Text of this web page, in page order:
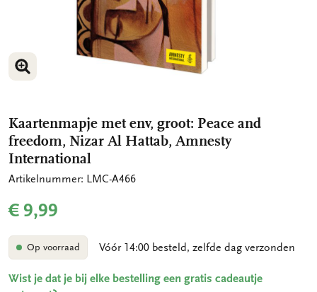
VERGROOT AFBEELDING
VERGROOT AFBEELDING
Kaartenmapje met env, groot: Peace and
freedom, Nizar Al Hattab, Amnesty
International
Artikelnummer: LMC-A466
€ 9,99
Op voorraad Vóór 14:00 besteld, zelfde dag verzonden
Wist je dat je bij elke bestelling een gratis cadeautje